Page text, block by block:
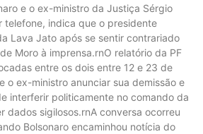
e o ex-ministro da Justiça Sérgio
telefone, indica que o presidente
Lava Jato após se sentir contrariado
Moro à imprensa.rnO relatório da PF
entre os dois entre 12 e 23 de
o ex-ministro anunciar sua demissão e
interferir politicamente no comando da
dados sigilosos.rnA conversa ocorreu
Bolsonaro encaminhou notícia do